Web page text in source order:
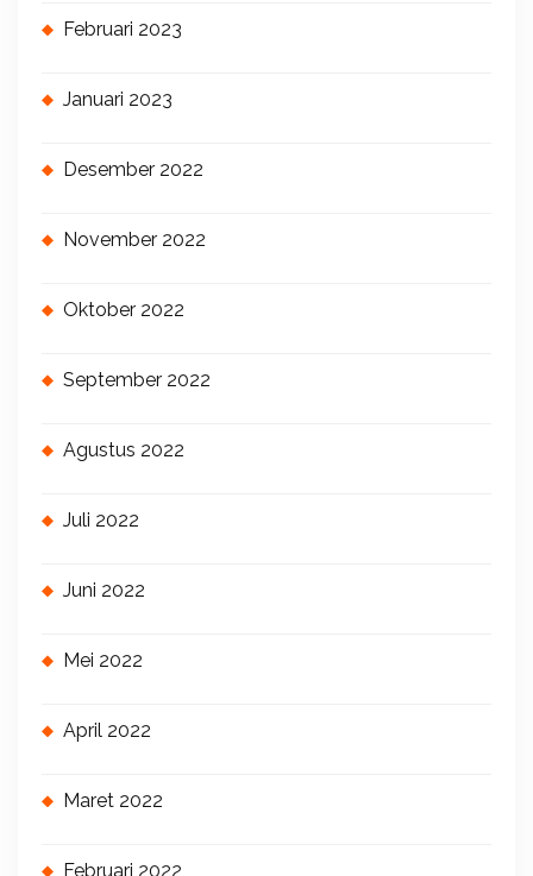
Februari 2023
Januari 2023
Desember 2022
November 2022
Oktober 2022
September 2022
Agustus 2022
Juli 2022
Juni 2022
Mei 2022
April 2022
Maret 2022
Februari 2022